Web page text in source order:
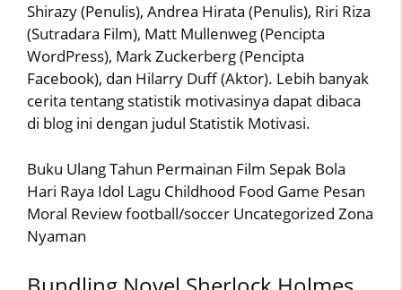
Shirazy (Penulis), Andrea Hirata (Penulis), Riri Riza
(Sutradara Film), Matt Mullenweg (Pencipta
WordPress), Mark Zuckerberg (Pencipta
Facebook), dan Hilarry Duff (Aktor). Lebih banyak
cerita tentang statistik motivasinya dapat dibaca
di blog ini dengan judul Statistik Motivasi.
Buku Ulang Tahun Permainan Film Sepak Bola
Hari Raya Idol Lagu Childhood Food Game Pesan
Moral Review football/soccer Uncategorized Zona
Nyaman